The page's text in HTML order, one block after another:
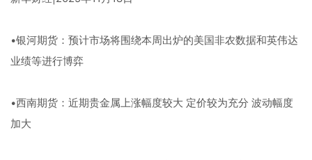
•银河期货：预计市场将围绕本周出炉的美国非农数据和英伟达
业绩等进行博弈
•西南期货：近期贵金属上涨幅度较大 定价较为充分 波动幅度
加大